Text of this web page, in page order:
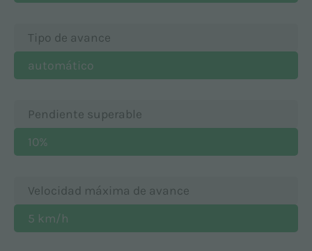
Tipo de avance
automático
Pendiente superable
10%
Velocidad máxima de avance
5 km/h